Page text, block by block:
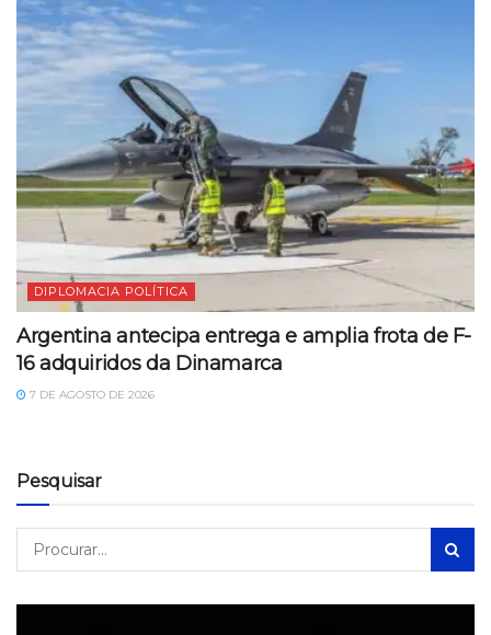
DIPLOMACIA POLÍTICA
Argentina antecipa entrega e amplia frota de F-
16 adquiridos da Dinamarca
7 DE AGOSTO DE 2026
Pesquisar